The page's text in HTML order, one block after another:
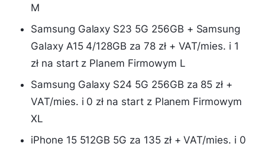
M
Samsung Galaxy S23 5G 256GB + Samsung
Galaxy A15 4/128GB za 78 zł + VAT/mies. i 1
zł na start z Planem Firmowym L
Samsung Galaxy S24 5G 256GB za 85 zł +
VAT/mies. i 0 zł na start z Planem Firmowym
XL
iPhone 15 512GB 5G za 135 zł + VAT/mies. i 0